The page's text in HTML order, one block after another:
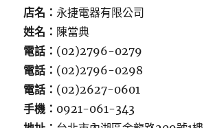
店名：永捷電器有限公司
姓名： 陳當典
電話： (02)2796-0279
電話： (02)2796-0298
電話： (02)2627-0601
手機： 0921-061-343